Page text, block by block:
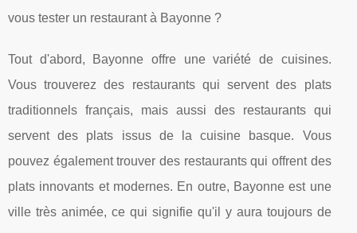
vous tester un restaurant à Bayonne ?
Tout d'abord, Bayonne offre une variété de cuisines.
Vous trouverez des restaurants qui servent des plats
traditionnels français, mais aussi des restaurants qui
servent des plats issus de la cuisine basque. Vous
pouvez également trouver des restaurants qui offrent des
plats innovants et modernes. En outre, Bayonne est une
ville très animée, ce qui signifie qu'il y aura toujours de